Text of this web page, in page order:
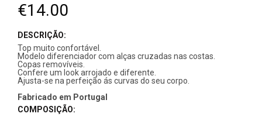
€14.00
DESCRIÇÃO:
Top muito confortável.
Modelo diferenciador com alças cruzadas nas costas.
Copas removíveis.
Confere um look arrojado e diferente.
Ajusta-se na perfeição ás curvas do seu corpo.
Fabricado em Portugal
COMPOSIÇÃO: